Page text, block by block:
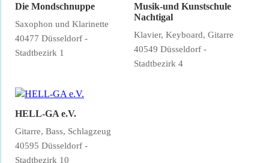
Die Mondschnuppe
Saxophon und Klarinette
40477 Düsseldorf -
Stadtbezirk 1
Musik-und Kunstschule
Nachtigal
Klavier, Keyboard, Gitarre
40549 Düsseldorf -
Stadtbezirk 4
HELL-GA e.V.
Gitarre, Bass, Schlagzeug
40595 Düsseldorf -
Stadtbezirk 10